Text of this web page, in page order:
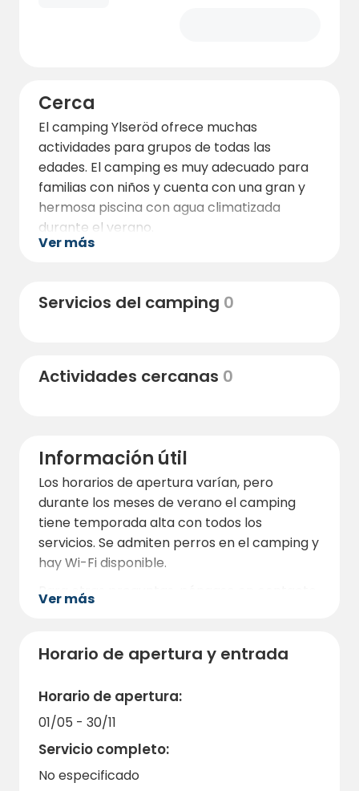
Cerca
El camping Ylseröd ofrece muchas
actividades para grupos de todas las
edades. El camping es muy adecuado para
familias con niños y cuenta con una gran y
hermosa piscina con agua climatizada
durante el verano.
niños de todas las edades. En el camping
también encontrará una cafetería que sirve
con una generosa gama básica por si
con hermosas zonas de senderismo y junto
puerto deportivo donde podrá pasear y
empaparse del maravilloso ambiente
durante esos mágicos días de verano.
Ver más
Servicios del camping 0
Actividades cercanas 0
Información útil
Los horarios de apertura varían, pero
durante los meses de verano el camping
tiene temporada alta con todos los
servicios. Se admiten perros en el camping y
hay Wi-Fi disponible.
Para otras preguntas, póngase en contacto
Ver más
Horario de apertura y entrada
Horario de apertura:
01/05 - 30/11
Servicio completo:
No especificado